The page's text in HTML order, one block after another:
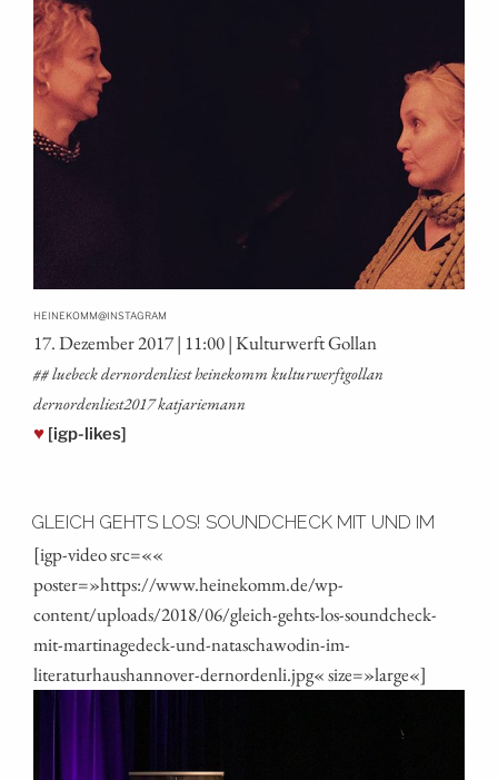
HEINEKOMM@INSTAGRAM
17. Dezem­ber 2017 | 11:00 | Kul­tur­werft Gollan
## lue­beck dern­or­den­liest hei­ne­komm kul­tur­werft­gol­lan
dernordenliest2017 katjariemann
♥ [igp-likes]
GLEICH GEHTS LOS! SOUNDCHECK MIT UND IM
[igp-video src=««
poster=»https://www.heinekomm.de/wp-
content/uploads/2018/06/gleich-gehts-los-soundcheck-
mit-martinagedeck-und-nataschawodin-im-
literaturhaushannover-dernordenli.jpg« size=»large«]